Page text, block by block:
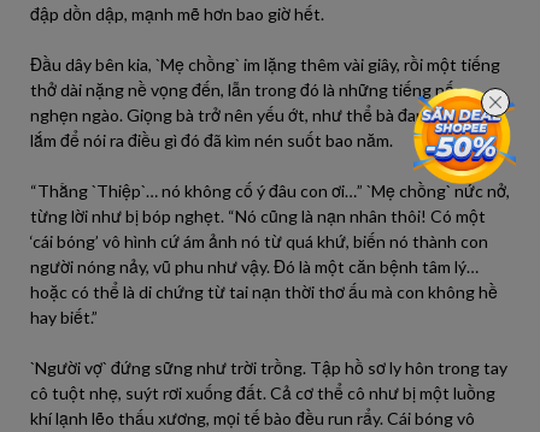
đập dồn dập, mạnh mẽ hơn bao giờ hết.
Đầu dây bên kia, `Mẹ chồng` im lặng thêm vài giây, rồi một tiếng
thở dài nặng nề vọng đến, lẫn trong đó là những tiếng nấc
nghẹn ngào. Giọng bà trở nên yếu ớt, như thể bà đang cố gắng
lắm để nói ra điều gì đó đã kìm nén suốt bao năm.
“Thằng `Thiệp`… nó không cố ý đâu con ơi…” `Mẹ chồng` nức nở,
từng lời như bị bóp nghẹt. “Nó cũng là nạn nhân thôi! Có một
‘cái bóng’ vô hình cứ ám ảnh nó từ quá khứ, biến nó thành con
người nóng nảy, vũ phu như vậy. Đó là một căn bệnh tâm lý…
hoặc có thể là di chứng từ tai nạn thời thơ ấu mà con không hề
hay biết.”
`Người vợ` đứng sững như trời trồng. Tập hồ sơ ly hôn trong tay
cô tuột nhẹ, suýt rơi xuống đất. Cả cơ thể cô như bị một luồng
khí lạnh lẽo thấu xương, mọi tế bào đều run rẩy. Cái bóng vô